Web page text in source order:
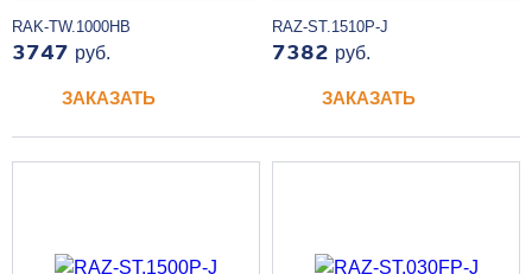
RAK-TW.1000HB
3747 руб.
ЗАКАЗАТЬ
RAZ-ST.1510P-J
7382 руб.
ЗАКАЗАТЬ